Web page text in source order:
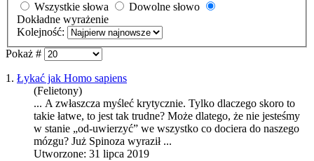
Wszystkie słowa
Dowolne słowo
Dokładne wyrażenie
Kolejność:
Pokaż #
1. Łykać jak Homo sapiens
(Felietony)
... A zwłaszcza myśleć krytycznie. Tylko dlaczego skoro to
takie łatwe, to jest tak trudne? Może dlatego, że nie jesteśmy
w stanie „od-uwierzyć” we wszystko co dociera do naszego
mózgu? Już Spinoza wyraził ...
Utworzone: 31 lipca 2019